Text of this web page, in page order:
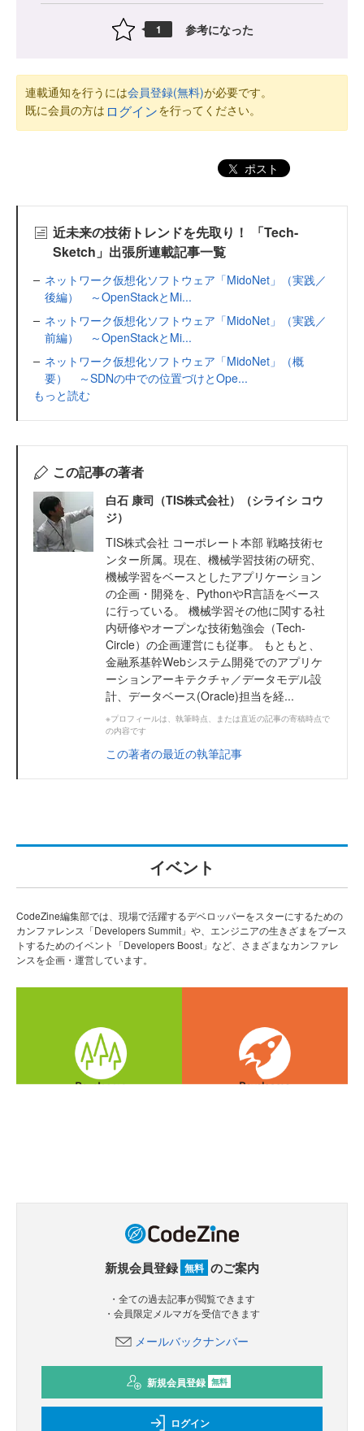
1 参考になった
連載通知を行うには会員登録(無料)が必要です。
既に会員の方は ログインを行ってください。
ポスト
近未来の技術トレンドを先取り！ 「Tech-
Sketch」出張所連載記事一覧
ネットワーク仮想化ソフトウェア「MidoNet」（実践／
後編） ～OpenStackとMi...
ネットワーク仮想化ソフトウェア「MidoNet」（実践／
前編） ～OpenStackとMi...
ネットワーク仮想化ソフトウェア「MidoNet」（概
要） ～SDNの中での位置づけとOpe...
もっと読む
この記事の著者
白石 康司（TIS株式会社）（シライシ コウ
ジ）
TIS株式会社 コーポレート本部 戦略技術セ
ンター所属。現在、機械学習技術の研究、
機械学習をベースとしたアプリケーション
の企画・開発を、PythonやR言語をベース
に行っている。 機械学習その他に関する社
内研修やオープンな技術勉強会（Tech-
Circle）の企画運営にも従事。 もともと、
金融系基幹Webシステム開発でのアプリケ
ーションアーキテクチャ／データモデル設
計、データベース(Oracle)担当を経...
※プロフィールは、執筆時点、または直近の記事の寄稿時点で
の内容です
この著者の最近の執筆記事
イベント
CodeZine編集部では、現場で活躍するデベロッパーをスターにするための
カンファレンス「Developers Summit」や、エンジニアの生きざまをブース
トするためのイベント「Developers Boost」など、さまざまなカンファレ
ンスを企画・運営しています。
新規会員登録 無料 のご案内
・全ての過去記事が閲覧できます
・会員限定メルマガを受信できます
メールバックナンバー
新規会員登録 無料
ログイン